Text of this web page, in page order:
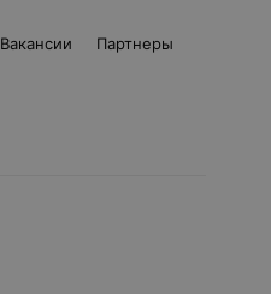
Вакансии
Партнеры